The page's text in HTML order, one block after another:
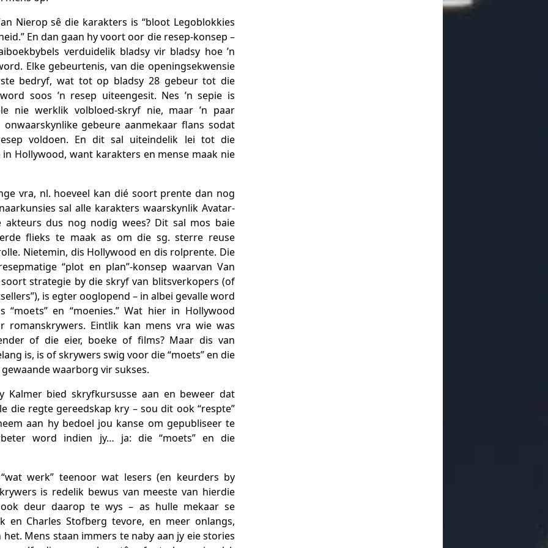
Nierop sê die karakters is “bloot Legoblokkies
En dan gaan hy voort oor die resep-konsep –
verduidelik bladsy vir bladsy hoe ’n
Elke gebeurtenis, van die openingsekwensie
bedryf, wat tot op bladsy 28 gebeur tot die
soos ’n resep uiteengesit. Nes ’n sepie is
nie werklik volbloed-skryf nie, maar ’n paar
gebeure aanmekaar flans sodat
voldoen. En dit sal uiteindelik lei tot die
Hollywood, want karakters en mense maak nie
vra, nl. hoeveel kan dié soort prente dan nog
sal alle karakters waarskynlik Avatar-
dus nog nodig wees? Dit sal mos baie
flieks te maak as om die sg. sterre reuse
Nietemin, dis Hollywood en dis rolprente. Die
“plot en plan”-konsep waarvan Van
strategie by die skryf van blitsverkopers (of
is egter ooglopend – in albei gevalle word
“moets” en “moenies.” Wat hier in Hollywood
romanskrywers. Eintlik kan mens vra wie was
of die eier, boeke of films? Maar dis van
is, is of skrywers swig voor die “moets” en die
waarborg vir sukses.
Kalmer bied skryfkursusse aan en beweer dat
die regte gereedskap kry – sou dit ook “respte”
aan hy bedoel jou kanse om gepubliseer te
word indien jy… ja: die “moets” en die
werk” teenoor wat lesers (en keurders by
is redelik bewus van meeste van hierdie
deur daarop te wys – as hulle mekaar se
en Charles Stofberg tevore, en meer onlangs,
het. Mens staan immers te naby aan jy eie stories